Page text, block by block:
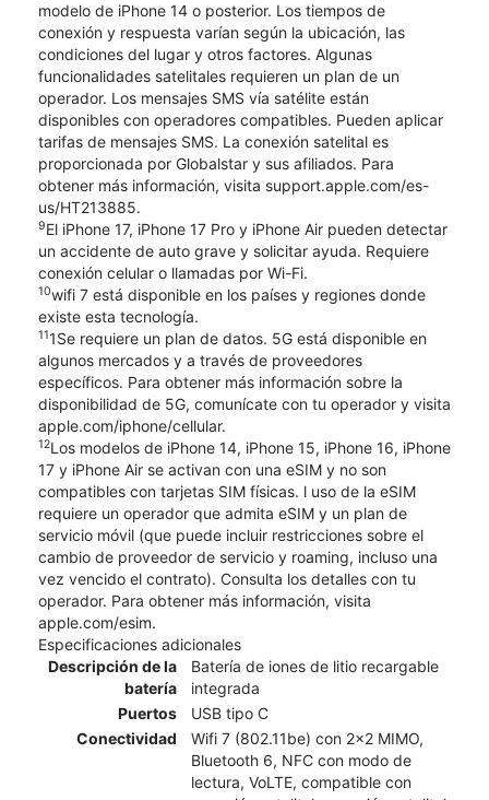
modelo de iPhone 14 o posterior. Los tiempos de
conexión y respuesta varían según la ubicación, las
condiciones del lugar y otros factores. Algunas
funcionalidades satelitales requieren un plan de un
operador. Los mensajes SMS vía satélite están
disponibles con operadores compatibles. Pueden aplicar
tarifas de mensajes SMS. La conexión satelital es
proporcionada por Globalstar y sus afiliados. Para
obtener más información, visita support.apple.com/es-
us/HT213885.
9El iPhone 17, iPhone 17 Pro y iPhone Air pueden detectar
un accidente de auto grave y solicitar ayuda. Requiere
conexión celular o llamadas por Wi-Fi.
10wifi 7 está disponible en los países y regiones donde
existe esta tecnología.
111Se requiere un plan de datos. 5G está disponible en
algunos mercados y a través de proveedores
específicos. Para obtener más información sobre la
disponibilidad de 5G, comunícate con tu operador y visita
apple.com/iphone/cellular.
12Los modelos de iPhone 14, iPhone 15, iPhone 16, iPhone
17 y iPhone Air se activan con una eSIM y no son
compatibles con tarjetas SIM físicas. l uso de la eSIM
requiere un operador que admita eSIM y un plan de
servicio móvil (que puede incluir restricciones sobre el
cambio de proveedor de servicio y roaming, incluso una
vez vencido el contrato). Consulta los detalles con tu
operador. Para obtener más información, visita
apple.com/esim.
Especificaciones adicionales
Descripción de la
batería
Batería de iones de litio recargable
integrada
Puertos
USB tipo C
Conectividad
Wifi 7 (802.11be) con 2x2 MIMO,
Bluetooth 6, NFC con modo de
lectura, VoLTE, compatible con